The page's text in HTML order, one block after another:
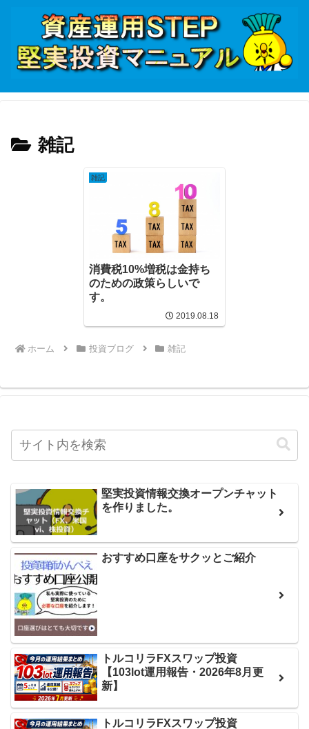
雑記
雑記
消費税10%増税は金持ち
のための政策らしいで
す。
2019.08.18
ホーム 投資ブログ 雑記
堅実投資情報交換オープンチャット
を作りました。
おすすめ口座をサクッとご紹介
トルコリラFXスワップ投資
【103lot運用報告・2026年8月更
新】
トルコリラFXスワップ投資